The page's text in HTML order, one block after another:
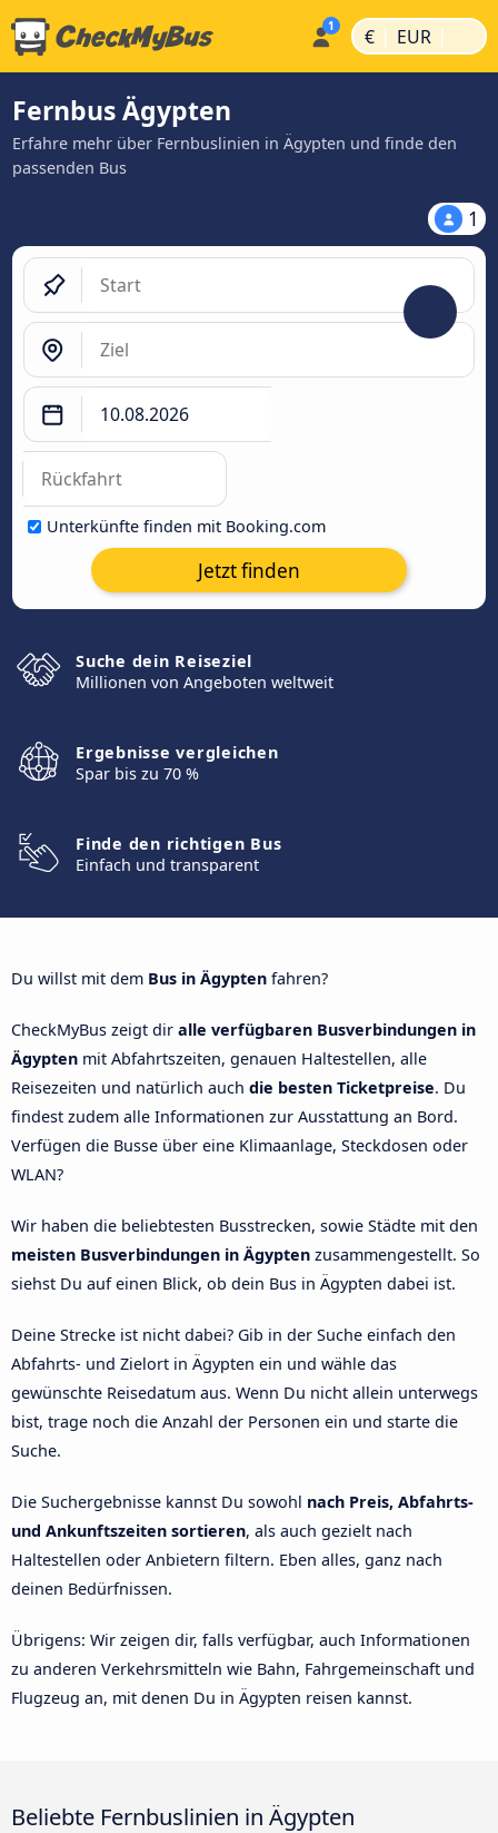
€ | EUR |
Fernbus Ägypten
Erfahre mehr über Fernbuslinien in Ägypten und finde den
passenden Bus
1
Unterkünfte finden mit Booking.com
Jetzt finden
Suche dein Reiseziel
Millionen von Angeboten weltweit
Ergebnisse vergleichen
Spar bis zu 70 %
Finde den richtigen Bus
Einfach und transparent
Du willst mit dem Bus in Ägypten fahren?
CheckMyBus zeigt dir alle verfügbaren Busverbindungen in
Ägypten mit Abfahrtszeiten, genauen Haltestellen, alle
Reisezeiten und natürlich auch die besten Ticketpreise. Du
findest zudem alle Informationen zur Ausstattung an Bord.
Verfügen die Busse über eine Klimaanlage, Steckdosen oder
WLAN?
Wir haben die beliebtesten Busstrecken, sowie Städte mit den
meisten Busverbindungen in Ägypten zusammengestellt. So
siehst Du auf einen Blick, ob dein Bus in Ägypten dabei ist.
Deine Strecke ist nicht dabei? Gib in der Suche einfach den
Abfahrts- und Zielort in Ägypten ein und wähle das
gewünschte Reisedatum aus. Wenn Du nicht allein unterwegs
bist, trage noch die Anzahl der Personen ein und starte die
Suche.
Die Suchergebnisse kannst Du sowohl nach Preis, Abfahrts-
und Ankunftszeiten sortieren, als auch gezielt nach
Haltestellen oder Anbietern filtern. Eben alles, ganz nach
deinen Bedürfnissen.
Übrigens: Wir zeigen dir, falls verfügbar, auch Informationen
zu anderen Verkehrsmitteln wie Bahn, Fahrgemeinschaft und
Flugzeug an, mit denen Du in Ägypten reisen kannst.
Beliebte Fernbuslinien in Ägypten